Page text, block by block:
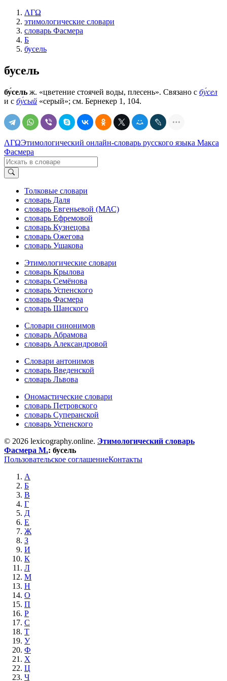
ΛΓΩ
этимологические словари
словарь Фасмера
Б
бусель
бусель
бу́сель ж. «цветение стоячей воды, плесень». Связано с бу́сел
и с бу́сый «серый»; см. Бернекер 1, 104.
ΛΓΩЭтимологический онлайн-словарь русского языка Макса
Фасмера
Толковые словари
словарь Даля
словарь Евгеньевой (МАС)
словарь Ефремовой
словарь Кузнецова
словарь Ожегова
словарь Ушакова
Этимологические словари
словарь Крылова
словарь Семёнова
словарь Успенского
словарь Фасмера
словарь Шанского
Словари синонимов
словарь Абрамова
словарь Александровой
Словари антонимов
словарь Введенской
словарь Львова
Ономастические словари
словарь Петровского
словарь Суперанской
словарь Успенского
© 2026 lexicography.online. Этимологический словарь
Фасмера М.: бусель
Пользовательское соглашениеКонтакты
А
Б
В
Г
Д
Е
Ж
З
И
К
Л
М
Н
О
П
Р
С
Т
У
Ф
Х
Ц
Ч